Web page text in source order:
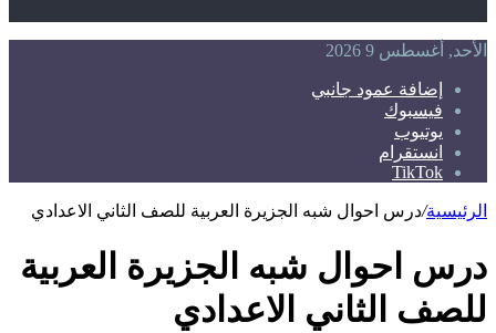
الأحد, أغسطس 9 2026
إضافة عمود جانبي
فيسبوك
يوتيوب
انستقرام
TikTok
الرئيسية/درس احوال شبه الجزيرة العربية للصف الثاني الاعدادي
درس احوال شبه الجزيرة العربية
للصف الثاني الاعدادي